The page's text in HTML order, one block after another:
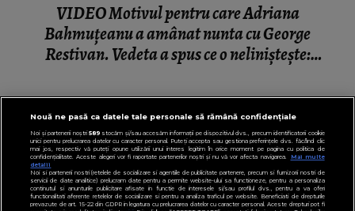
VIDEO Motivul pentru care Adriana
Bahmuțeanu a amânat nunta cu George
Restivan. Vedeta a spus ce o neliniștește:
DIN LIFESTYLE
Nouă ne pasă ca datele tale personale să rămână confidențiale
Noi și partenerii noștri589stocăm și/sau accesăm informații pe dispozitivul dvs., precum identificatorii cookie
unici pentru prelucrarea datelor cu caracter personal. Puteți accepta sau gestiona preferințele dvs. făcând clic
mai jos, respectiv vă puteți opune utilizării unui interes legitim în orice moment pe pagina cu politica de
confidențialitate. Aceste alegeri vor fi raportate partenerilor noștri și nu vă vor afecta navigarea.
Mai multe
detalii
Noi si partenerii nostri (retelele de socializare si agentiile de publicitate partenere, precum si furnizorii nostri de
servicii de date analitice) prelucram date pentru a permite website-ului sa functioneze, pentru a personaliza
continutul si anunturile publicitare afisate in functie de interesele si/sau profilul dvs., pentru a va oferi
functionalitati aferente retelelor de socializare si pentru a analiza traficul pe website. Beneficiati de drepturile
prevazute de art. 15-22 din GDPR in legatura cu prelucrarea datelor cu caracter personal. Aceste drepturi pot fi